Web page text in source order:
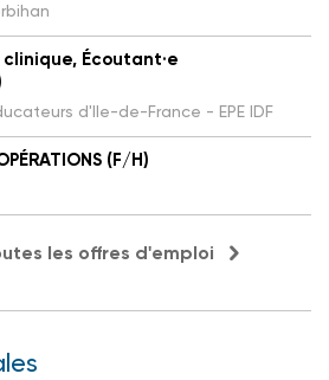
Écoutant·e
d'Ile-de-France - EPE IDF
(F/H)
les offres d'emploi